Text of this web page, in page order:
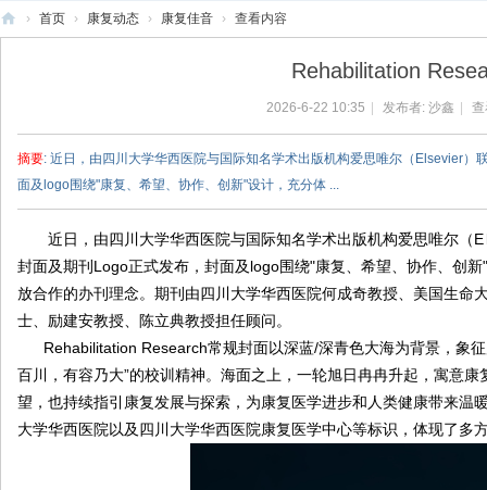
索
› 首页 › 康复动态 › 康复佳音 › 查看内容
Rehabilitation
2026-6-22 10:35 发布者: 沙鑫
摘要: 近日，由四川大学华西医院与国际知名学术出版机构爱思唯尔（Elsevier
面及logo围绕"康复、希望、协作、创新"设计，充分体 ...
近日，由四川大学华西医院与国际知名学术出版机构爱思唯尔 （
封面及期刊Logo正式发布，封面及logo围绕"康复、希望、协作、创
放合作的办刊理念。期刊由四川大学华西医院何成奇教授、美国生命
士、励建安教授、陈立典教授担任顾问。
Rehabilitation Research常规封面以深蓝/深青色大海为背景，象
百川，有容乃大”的校训精神。海面之上，一轮旭日冉冉升起，寓意
望，也持续指引康复发展与探索，为康复医学进步和人类健康带来温
大学华西医院以及四川大学华西医院康复医学中心等标识，体现了多